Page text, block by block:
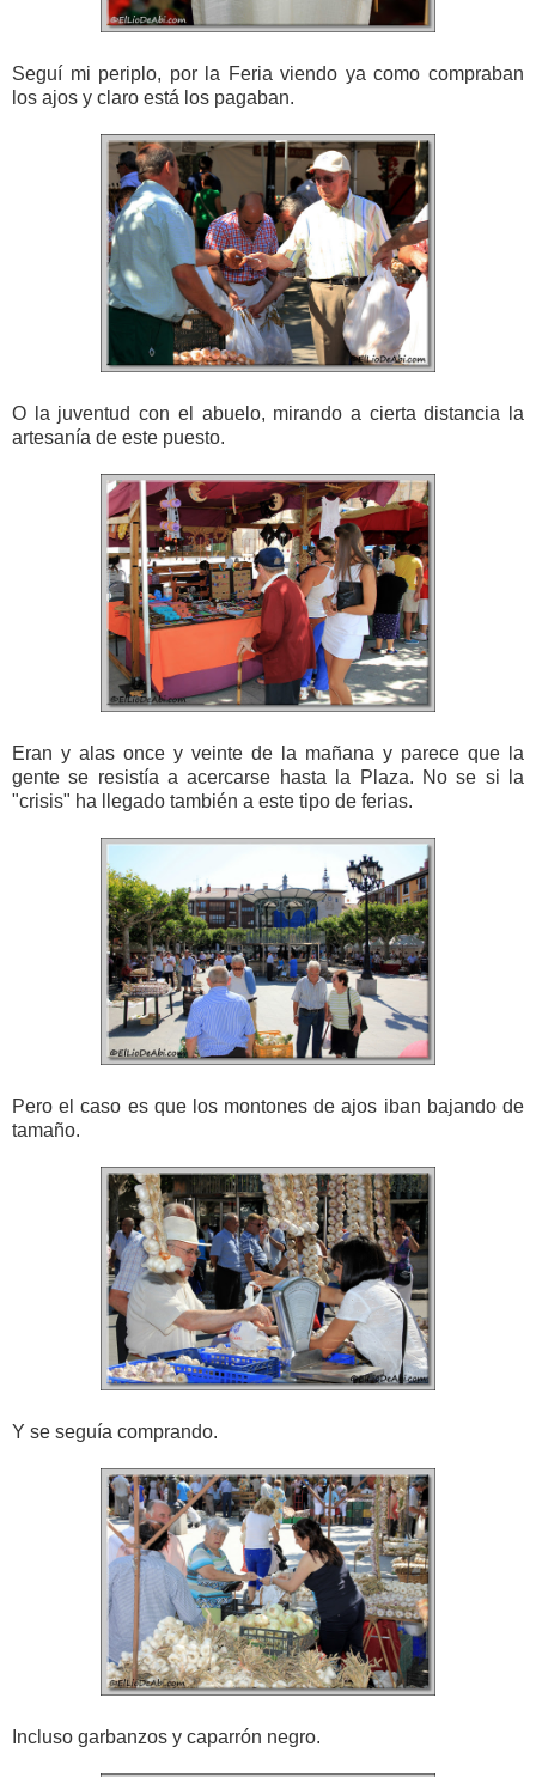
Seguí mi periplo, por la Feria viendo ya como compraban
los ajos y claro está los pagaban.
O la juventud con el abuelo, mirando a cierta distancia la
artesanía de este puesto.
Eran y alas once y veinte de la mañana y parece que la
gente se resistía a acercarse hasta la Plaza. No se si la
"crisis" ha llegado también a este tipo de ferias.
Pero el caso es que los montones de ajos iban bajando de
tamaño.
Y se seguía comprando.
Incluso garbanzos y caparrón negro.